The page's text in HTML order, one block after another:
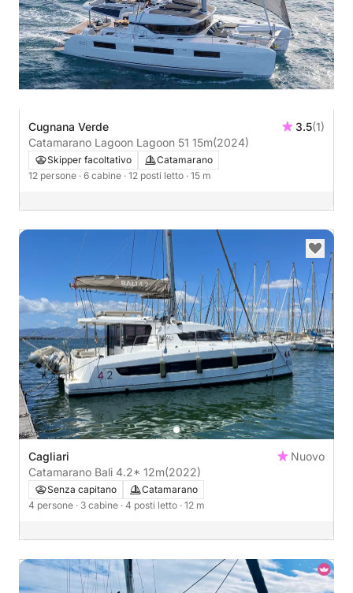
Cugnana Verde 3.5(1)
Catamarano Lagoon Lagoon 51 15m(2024)
Skipper facoltativo
Catamarano
12 persone · 6 cabine · 12 posti letto · 15 m
Cagliari
Nuovo
Catamarano Bali 4.2* 12m(2022)
Senza capitano
Catamarano
4 persone · 3 cabine · 4 posti letto · 12 m